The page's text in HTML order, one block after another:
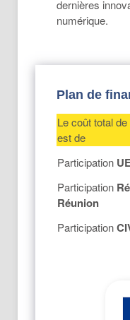
dernières
numérique.
Plan de
Le coût total de
est de
Participation
Participation
Réunion
Participation